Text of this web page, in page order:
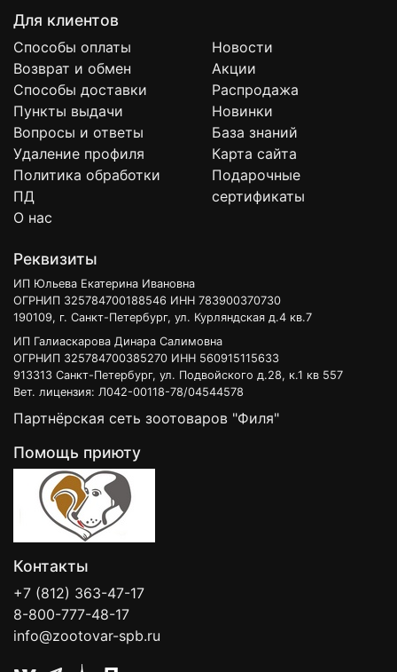
Для клиентов
Способы оплаты
Возврат и обмен
Способы доставки
Пункты выдачи
Вопросы и ответы
Удаление профиля
Политика обработки
ПД
О нас
Новости
Акции
Распродажа
Новинки
База знаний
Карта сайта
Подарочные
сертификаты
Реквизиты
ИП Юльева Екатерина Ивановна
ОГРНИП 325784700188546 ИНН 783900370730
190109, г. Санкт-Петербург, ул. Курляндская д.4 кв.7
ИП Галиаскарова Динара Салимовна
ОГРНИП 325784700385270 ИНН 560915115633
913313 Санкт-Петербург, ул. Подвойского д.28, к.1 кв 557
Вет. лицензия: Л042-00118-78/04544578
Партнёрская сеть зоотоваров "Филя"
Помощь приюту
Контакты
+7 (812) 363-47-17
8-800-777-48-17
info@zootovar-spb.ru